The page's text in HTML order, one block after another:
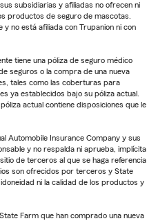
subsidiarias y afiliadas no ofrecen ni
productos de seguro de mascotas.
no está afiliada con Trupanion ni con
tiene una póliza de seguro médico
seguros o la compra de una nueva
tales como las coberturas para
ya establecidos bajo su póliza actual.
actual contiene disposiciones que le
Automobile Insurance Company y sus
y no respalda ni aprueba, implícita
de terceros al que se haga referencia
son ofrecidos por terceros y State
ni la calidad de los productos y
Farm que han comprado una nueva